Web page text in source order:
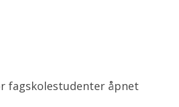
fagskolestudenter åpnet